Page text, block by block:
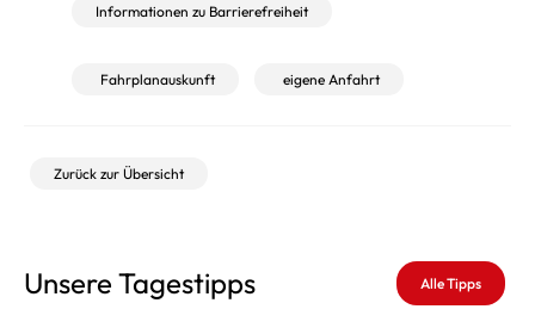
Informationen zu Barrierefreiheit
Fahrplanauskunft eigene Anfahrt
Zurück zur Übersicht
Unsere Tagestipps Alle Tipps